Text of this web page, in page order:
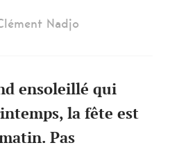
Nadjo
ensoleillé qui
la fête est
Pas